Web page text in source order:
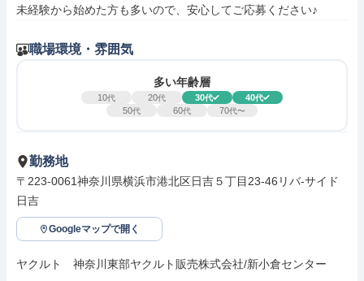
未経験から始めた方も多いので、安心してご応募ください♪
職場環境・雰囲気
多い年齢層
10代 20代 30代 40代
50代 60代 70代〜
勤務地
〒223-0061神奈川県横浜市港北区日吉５丁目23-46リバ-サイド
日吉
Googleマップで開く
ヤクルト　神奈川東部ヤクルト販売株式会社/新小倉センター